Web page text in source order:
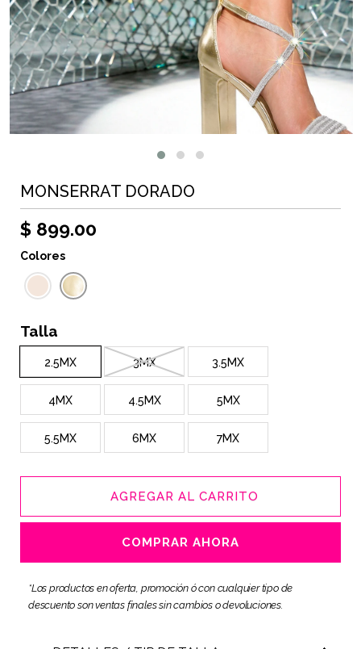
MONSERRAT DORADO
$ 899.00
Colores
Talla
2.5MX 3MX 3.5MX
4MX 4.5MX 5MX
5.5MX 6MX 7MX
AGREGAR AL CARRITO
COMPRAR AHORA
*Los productos en oferta, promoción ó con cualquier tipo de
descuento son ventas finales sin cambios o devoluciones.